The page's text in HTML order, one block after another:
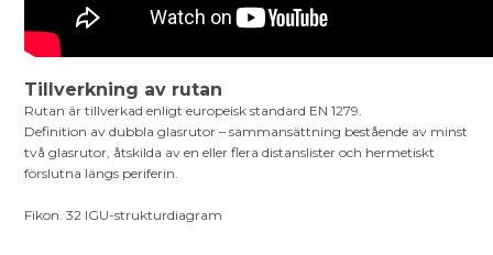
Tillverkning av rutan
Rutan är tillverkad enligt europeisk standard EN 1279.
Definition av dubbla glasrutor – sammansättning bestående av minst
två glasrutor, åtskilda av en eller flera distanslister och hermetiskt
förslutna längs periferin.
Fikon. 32 IGU-strukturdiagram